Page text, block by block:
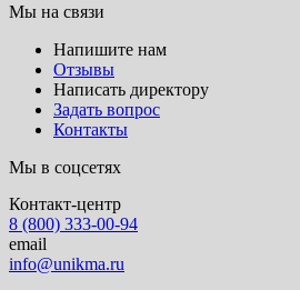
Мы на связи
Напишите нам
Отзывы
Написать директору
Задать вопрос
Контакты
Мы в соцсетях
Контакт-центр
8 (800) 333-00-94
email
info@unikma.ru